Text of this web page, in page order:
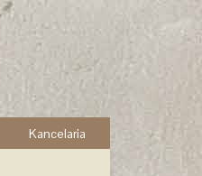
Kancelaria